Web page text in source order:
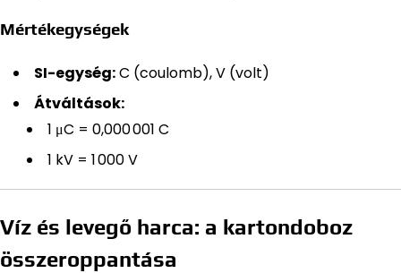
Mértékegységek
SI-egység:C (coulomb), V (volt)
Átváltások:
1 μC = 0,000 001 C
1 kV = 1 000 V
Víz és levegő harca: a kartondoboz
összeroppantása